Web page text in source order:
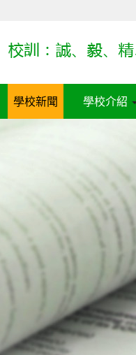
學校新聞 學校介紹